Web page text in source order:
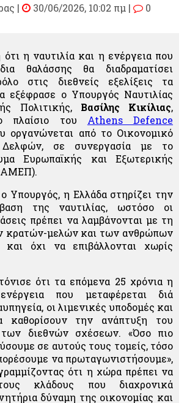
| 30/06/2026, 10:02 πμ |
0
η ναυτιλία και η ενέργεια που
θαλάσσης θα διαδραματίσει
στις διεθνείς εξελίξεις τα
εξέφρασε ο Υπουργός Ναυτιλίας
Πολιτικής, Βασίλης Κικίλιας,
πλαίσιο του Athens Defence
οργανώνεται από το Οικονομικό
σε συνεργασία με το
Ευρωπαϊκής και Εξωτερικής
Υπουργός, η Ελλάδα στηρίζει την
της ναυτιλίας, ωστόσο οι
πρέπει να λαμβάνονται με τη
κρατών-μελών και των ανθρώπων
και όχι να επιβάλλονται χωρίς
ότι τα επόμενα 25 χρόνια η
που μεταφέρεται διά
οι λιμενικές υποδομές και
καθορίσουν την ανάπτυξη του
των διεθνών σχέσεων. «Όσο πιο
σε αυτούς τους τομείς, τόσο
να πρωταγωνιστήσουμε»,
ότι η χώρα πρέπει να
κλάδους που διαχρονικά
δύναμη της οικονομίας και